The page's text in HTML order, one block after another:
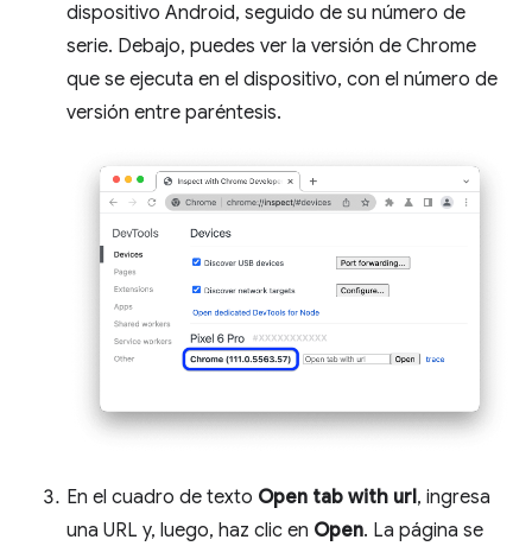
dispositivo Android, seguido de su número de
serie. Debajo, puedes ver la versión de Chrome
que se ejecuta en el dispositivo, con el número de
versión entre paréntesis.
En el cuadro de texto Open tab with url, ingresa
una URL y, luego, haz clic en Open. La página se